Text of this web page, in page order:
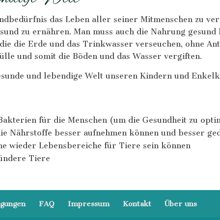
das Leben aller seiner Mitmenschen zu
zu ernähren. Man muss auch die Nahrung
die Erde und das Trinkwasser verseuchen, ohne
und somit die Böden und das Wasser vergiften.
und lebendige Welt unseren Kindern und
für die Menschen (um die Gesundheit zu
Nährstoffe besser aufnehmen können und besser
wieder Lebensbereiche für Tiere sein können
Tiere
FAQ Impressum Kontakt Über uns